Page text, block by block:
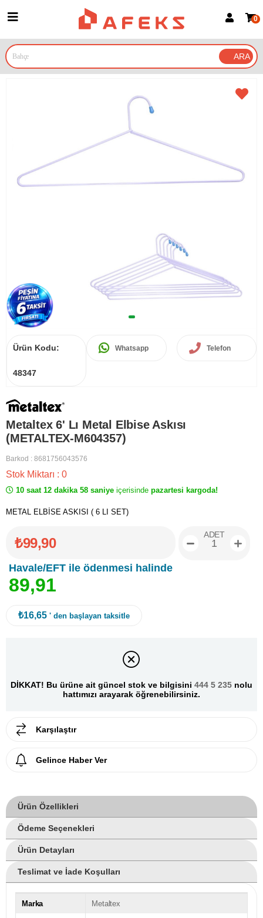
Google İle Bağlan
0
Ürün Kodu:
48347
Whatsapp Telefon
Metaltex 6' Lı Metal Elbise Askısı
(METALTEX-M604357)
Barkod : 8681756043576
Stok Miktarı : 0
10 saat 12 dakika 58 saniye içerisinde pazartesi kargoda!
METAL ELBİSE ASKISI ( 6 LI SET)
₺99,90
Havale/EFT ile ödenmesi halinde
89,91
ADET
₺16,65 ' den başlayan taksitle
DİKKAT! Bu ürüne ait güncel stok ve bilgisini 444 5 235 nolu
hattımızı arayarak öğrenebilirsiniz.
Karşılaştır
Gelince Haber Ver
Ürün Özellikleri
Ödeme Seçenekleri
Ürün Detayları
Teslimat ve İade Koşulları
Marka Metaltex